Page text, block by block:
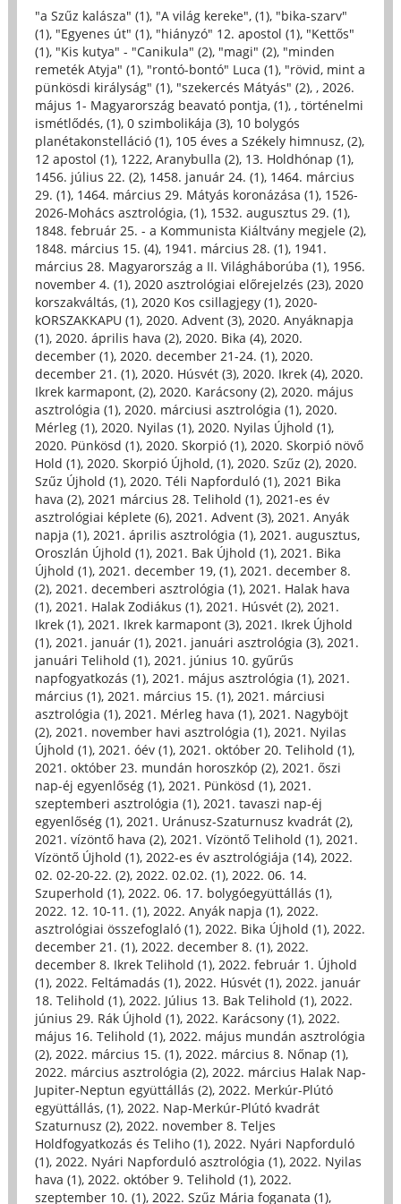
"a Szűz kalásza" (1), "A világ kereke", (1), "bika-szarv"
(1), "Egyenes út" (1), "hiányzó" 12. apostol (1), "Kettős"
(1), "Kis kutya" - "Canikula" (2), "magi" (2), "minden
remeték Atyja" (1), "rontó-bontó" Luca (1), "rövid, mint a
pünkösdi királyság" (1), "szekercés Mátyás" (2), , 2026.
május 1- Magyarország beavató pontja, (1), , történelmi
ismétlődés, (1), 0 szimbolikája (3), 10 bolygós
planétakonstelláció (1), 105 éves a Székely himnusz, (2),
12 apostol (1), 1222, Aranybulla (2), 13. Holdhónap (1),
1456. július 22. (2), 1458. január 24. (1), 1464. március
29. (1), 1464. március 29. Mátyás koronázása (1), 1526-
2026-Mohács asztrológia, (1), 1532. augusztus 29. (1),
1848. február 25. - a Kommunista Kiáltvány megjele (2),
1848. március 15. (4), 1941. március 28. (1), 1941.
március 28. Magyarország a II. Világháborúba (1), 1956.
november 4. (1), 2020 asztrológiai előrejelzés (23), 2020
korszakváltás, (1), 2020 Kos csillagjegy (1), 2020-
kORSZAKKAPU (1), 2020. Advent (3), 2020. Anyáknapja
(1), 2020. április hava (2), 2020. Bika (4), 2020.
december (1), 2020. december 21-24. (1), 2020.
december 21. (1), 2020. Húsvét (3), 2020. Ikrek (4), 2020.
Ikrek karmapont, (2), 2020. Karácsony (2), 2020. május
asztrológia (1), 2020. márciusi asztrológia (1), 2020.
Mérleg (1), 2020. Nyilas (1), 2020. Nyilas Újhold (1),
2020. Pünkösd (1), 2020. Skorpió (1), 2020. Skorpió növő
Hold (1), 2020. Skorpió Újhold, (1), 2020. Szűz (2), 2020.
Szűz Újhold (1), 2020. Téli Napforduló (1), 2021 Bika
hava (2), 2021 március 28. Telihold (1), 2021-es év
asztrológiai képlete (6), 2021. Advent (3), 2021. Anyák
napja (1), 2021. április asztrológia (1), 2021. augusztus,
Oroszlán Újhold (1), 2021. Bak Újhold (1), 2021. Bika
Újhold (1), 2021. december 19, (1), 2021. december 8.
(2), 2021. decemberi asztrológia (1), 2021. Halak hava
(1), 2021. Halak Zodiákus (1), 2021. Húsvét (2), 2021.
Ikrek (1), 2021. Ikrek karmapont (3), 2021. Ikrek Újhold
(1), 2021. január (1), 2021. januári asztrológia (3), 2021.
januári Telihold (1), 2021. június 10. gyűrűs
napfogyatkozás (1), 2021. május asztrológia (1), 2021.
március (1), 2021. március 15. (1), 2021. márciusi
asztrológia (1), 2021. Mérleg hava (1), 2021. Nagyböjt
(2), 2021. november havi asztrológia (1), 2021. Nyilas
Újhold (1), 2021. óév (1), 2021. október 20. Telihold (1),
2021. október 23. mundán horoszkóp (2), 2021. őszi
nap-éj egyenlőség (1), 2021. Pünkösd (1), 2021.
szeptemberi asztrológia (1), 2021. tavaszi nap-éj
egyenlőség (1), 2021. Uránusz-Szaturnusz kvadrát (2),
2021. vízöntő hava (2), 2021. Vízöntő Telihold (1), 2021.
Vízöntő Újhold (1), 2022-es év asztrológiája (14), 2022.
02. 02-20-22. (2), 2022. 02.02. (1), 2022. 06. 14.
Szuperhold (1), 2022. 06. 17. bolygóegyüttállás (1),
2022. 12. 10-11. (1), 2022. Anyák napja (1), 2022.
asztrológiai összefoglaló (1), 2022. Bika Újhold (1), 2022.
december 21. (1), 2022. december 8. (1), 2022.
december 8. Ikrek Telihold (1), 2022. február 1. Újhold
(1), 2022. Feltámadás (1), 2022. Húsvét (1), 2022. január
18. Telihold (1), 2022. Július 13. Bak Telihold (1), 2022.
június 29. Rák Újhold (1), 2022. Karácsony (1), 2022.
május 16. Telihold (1), 2022. május mundán asztrológia
(2), 2022. március 15. (1), 2022. március 8. Nőnap (1),
2022. március asztrológia (2), 2022. március Halak Nap-
Jupiter-Neptun együttállás (2), 2022. Merkúr-Plútó
együttállás, (1), 2022. Nap-Merkúr-Plútó kvadrát
Szaturnusz (2), 2022. november 8. Teljes
Holdfogyatkozás és Teliho (1), 2022. Nyári Napforduló
(1), 2022. Nyári Napforduló asztrológia (1), 2022. Nyilas
hava (1), 2022. október 9. Telihold (1), 2022.
szeptember 10. (1), 2022. Szűz Mária foganata (1),